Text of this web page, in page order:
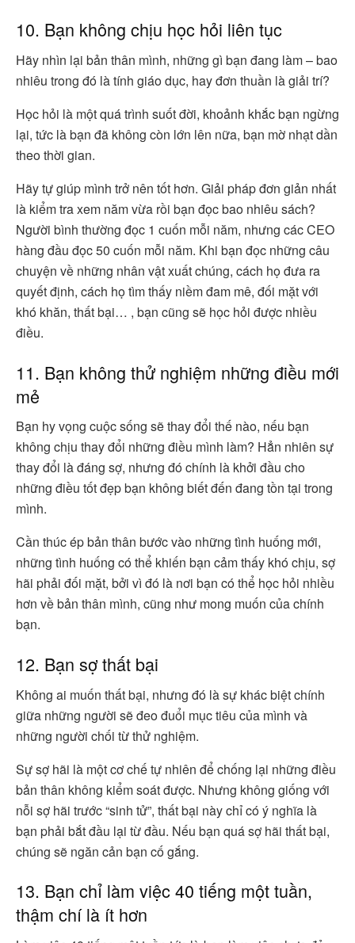
10. Bạn không chịu học hỏi liên tục
Hãy nhìn lại bản thân mình, những gì bạn đang làm – bao
nhiêu trong đó là tính giáo dục, hay đơn thuần là giải trí?
Học hỏi là một quá trình suốt đời, khoảnh khắc bạn ngừng
lại, tức là bạn đã không còn lớn lên nữa, bạn mờ nhạt dần
theo thời gian.
Hãy tự giúp mình trở nên tốt hơn. Giải pháp đơn giản nhất
là kiểm tra xem năm vừa rồi bạn đọc bao nhiêu sách?
Người bình thường đọc 1 cuốn mỗi năm, nhưng các CEO
hàng đầu đọc 50 cuốn mỗi năm. Khi bạn đọc những câu
chuyện về những nhân vật xuất chúng, cách họ đưa ra
quyết định, cách họ tìm thấy niềm đam mê, đối mặt với
khó khăn, thất bại… , bạn cũng sẽ học hỏi được nhiều
điều.
11. Bạn không thử nghiệm những điều mới
mẻ
Bạn hy vọng cuộc sống sẽ thay đổi thế nào, nếu bạn
không chịu thay đổi những điều mình làm? Hẳn nhiên sự
thay đổi là đáng sợ, nhưng đó chính là khởi đầu cho
những điều tốt đẹp bạn không biết đến đang tồn tại trong
mình.
Cần thúc ép bản thân bước vào những tình huống mới,
những tình huống có thể khiến bạn cảm thấy khó chịu, sợ
hãi phải đối mặt, bởi vì đó là nơi bạn có thể học hỏi nhiều
hơn về bản thân mình, cũng như mong muốn của chính
bạn.
12. Bạn sợ thất bại
Không ai muốn thất bại, nhưng đó là sự khác biệt chính
giữa những người sẽ đeo đuổi mục tiêu của mình và
những người chối từ thử nghiệm.
Sự sợ hãi là một cơ chế tự nhiên để chống lại những điều
bản thân không kiểm soát được. Nhưng không giống với
nỗi sợ hãi trước “sinh tử”, thất bại này chỉ có ý nghĩa là
bạn phải bắt đầu lại từ đầu. Nếu bạn quá sợ hãi thất bại,
chúng sẽ ngăn cản bạn cố gắng.
13. Bạn chỉ làm việc 40 tiếng một tuần,
thậm chí là ít hơn